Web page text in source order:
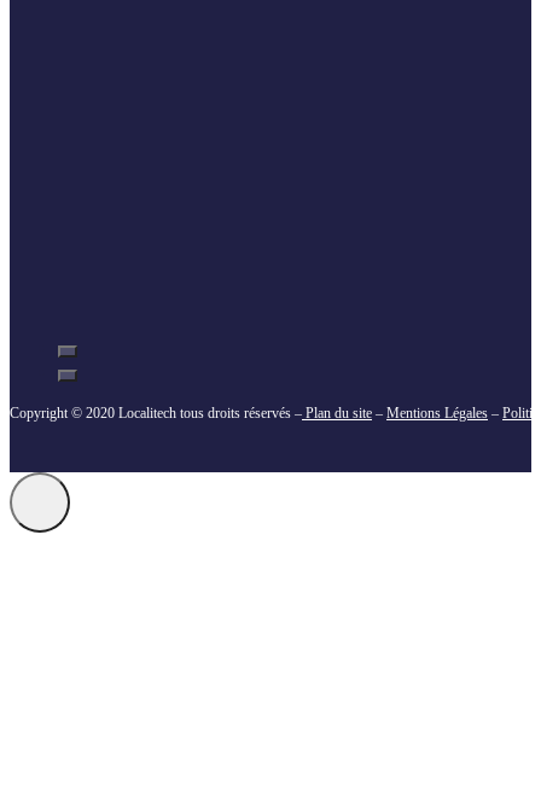
Copyright © 2020 Localitech tous droits réservés – Plan du site – Mentions Légales –